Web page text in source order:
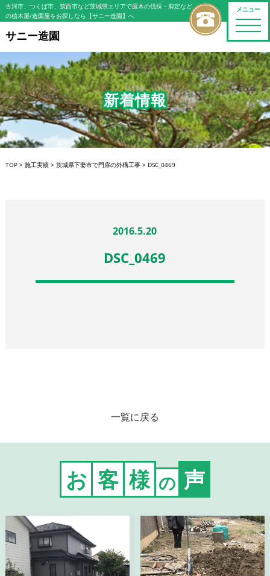
メニュー
toggle
古河市、つくば市、筑西市など茨城県エリアで庭木の伐採・剪定など
の植木屋/造園屋をお探しなら【サニー造園】へ
サニー造園
新着情報
TOP> 施工実績> 茨城県下妻市で門扉の外構工事> DSC_0469
2016.5.20
DSC_0469
一覧に戻る
お 客 様 の 声